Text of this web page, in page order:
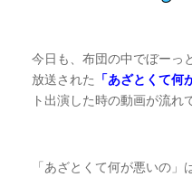
今日も、布団の中でぼーっ
放送された 「あざとくて何
ト出演した時の動画が流れ
「あざとくて何が悪いの